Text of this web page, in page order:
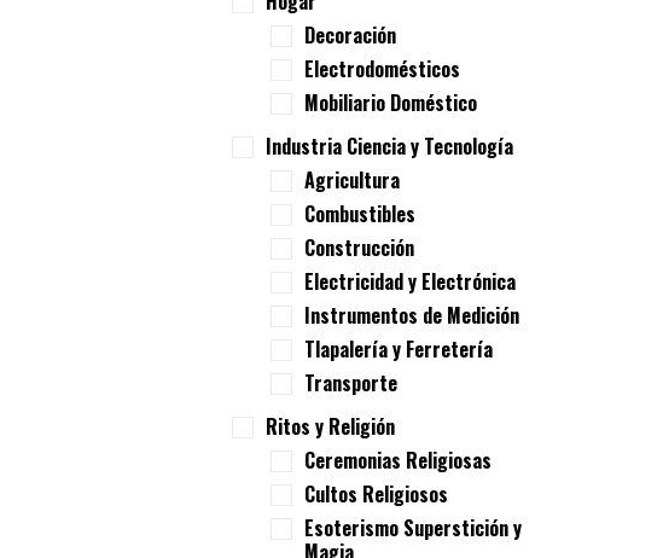
Decoración
Electrodomésticos
Mobiliario Doméstico
Industria Ciencia y Tecnología
Agricultura
Combustibles
Construcción
Electricidad y Electrónica
Instrumentos de Medición
Tlapalería y Ferretería
Transporte
Ritos y Religión
Ceremonias Religiosas
Cultos Religiosos
Esoterismo Superstición y
Magia